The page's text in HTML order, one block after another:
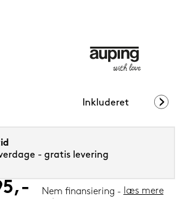
Inkluderet
- gratis levering
Nem finansiering læs mere